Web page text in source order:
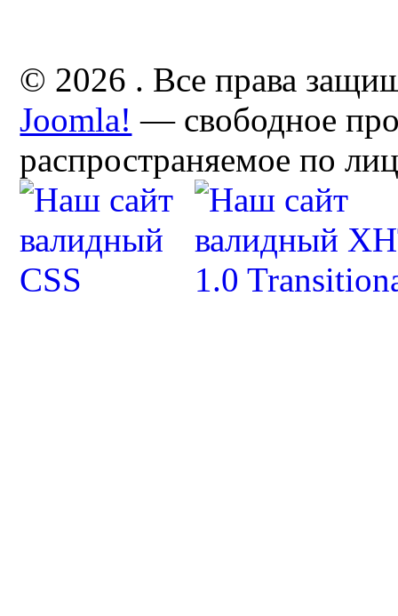
© 2026 . Все права
Joomla! — свободное
распространяемое по